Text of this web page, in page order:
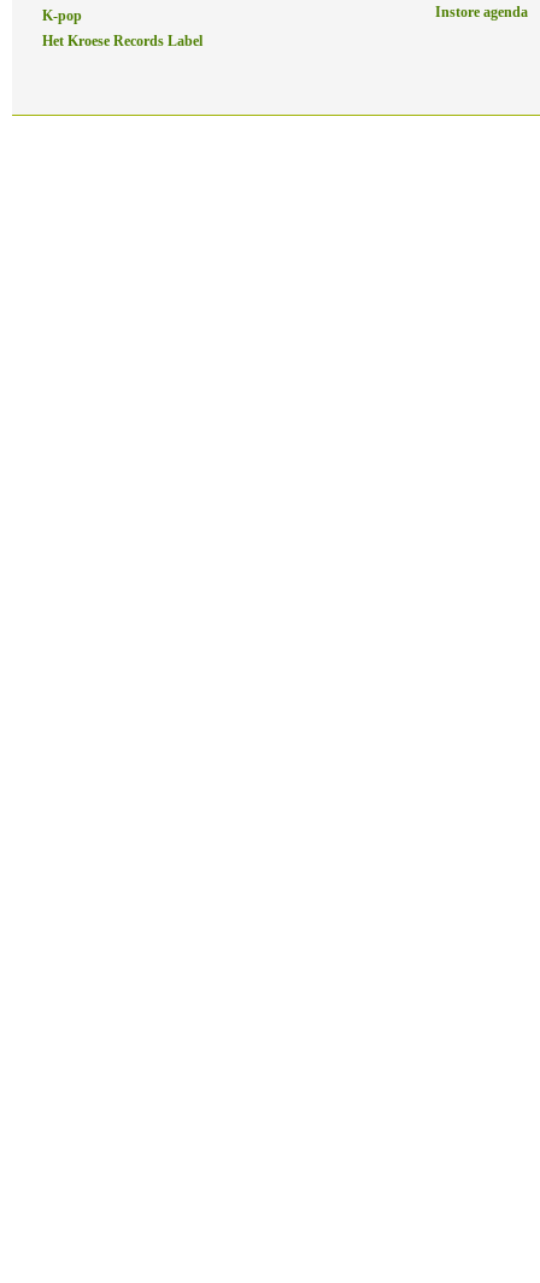
K-pop
Het Kroese Records Label
Instore agenda